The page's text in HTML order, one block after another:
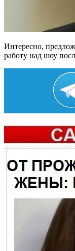
Интересно,
работу над шоу